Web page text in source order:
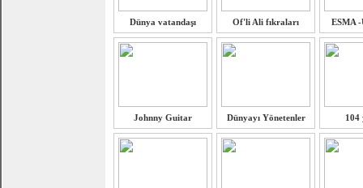
Dünya vatandaşı Of'li Ali fıkraları ESMA
Johnny Guitar Dünyayı Yönetenler 104